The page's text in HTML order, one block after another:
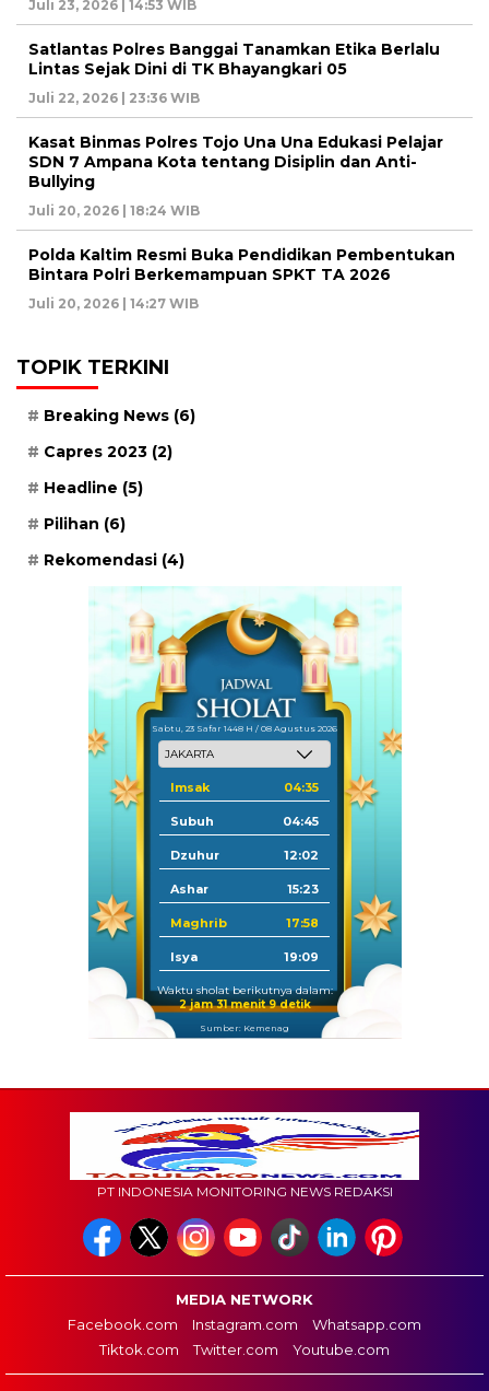
Juli 23, 2026 | 14:53 WIB
Satlantas Polres Banggai Tanamkan Etika Berlalu
Lintas Sejak Dini di TK Bhayangkari 05
Juli 22, 2026 | 23:36 WIB
Kasat Binmas Polres Tojo Una Una Edukasi Pelajar
SDN 7 Ampana Kota tentang Disiplin dan Anti-
Bullying
Juli 20, 2026 | 18:24 WIB
Polda Kaltim Resmi Buka Pendidikan Pembentukan
Bintara Polri Berkemampuan SPKT TA 2026
Juli 20, 2026 | 14:27 WIB
TOPIK TERKINI
Breaking News (6)
Capres 2023 (2)
Headline (5)
Pilihan (6)
Rekomendasi (4)
Sabtu, 23 Safar 1448 H / 08 Agustus 2026
Imsak 04:35
Subuh 04:45
Dzuhur 12:02
Ashar 15:23
Maghrib 17:58
Isya 19:09
Waktu sholat berikutnya dalam:
2 jam 31 menit 8 detik
Sumber: Kemenag
PT INDONESIA MONITORING NEWS REDAKSI
MEDIA NETWORK
Facebook.com
Instagram.com
Whatsapp.com
Tiktok.com
Twitter.com Youtube.com